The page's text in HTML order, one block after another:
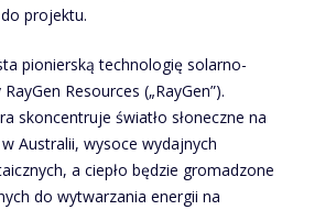
projektu.
pionierską technologię solarno-
Resources („RayGen”).
skoncentruje światło słoneczne na
Australii, wysoce wydajnych
a ciepło będzie gromadzone
do wytwarzania energii na